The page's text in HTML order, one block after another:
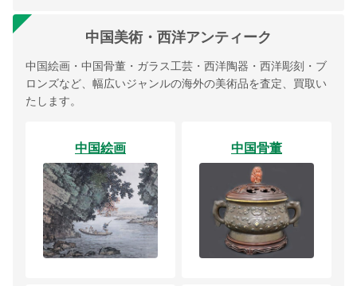
中国美術・西洋アンティーク
中国絵画・中国骨董・ガラス工芸・西洋陶器・西洋彫刻・ブ
ロンズなど、幅広いジャンルの海外の美術品を査定、買取い
たします。
中国絵画 中国骨董